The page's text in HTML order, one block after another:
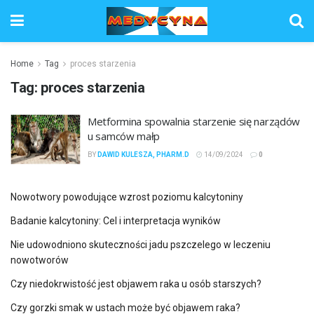
Home Tag proces starzenia
Tag: proces starzenia
Metformina spowalnia starzenie się narządów
u samców małp
BY DAWID KULESZA, PHARM.D 14/09/2024 0
Nowotwory powodujące wzrost poziomu kalcytoniny
Badanie kalcytoniny: Cel i interpretacja wyników
Nie udowodniono skuteczności jadu pszczelego w leczeniu
nowotworów
Czy niedokrwistość jest objawem raka u osób starszych?
Czy gorzki smak w ustach może być objawem raka?